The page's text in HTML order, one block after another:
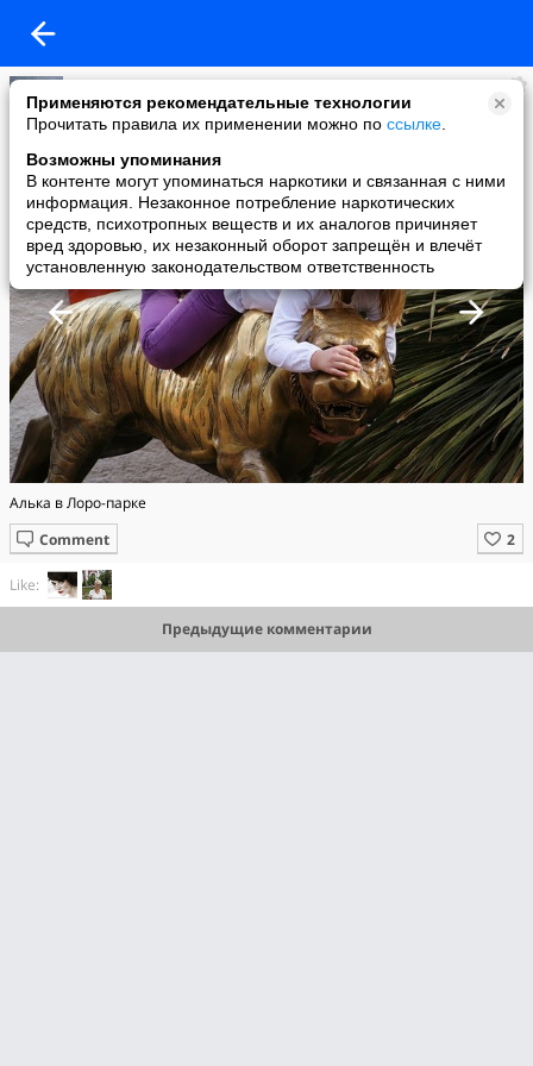
Применяются рекомендательные технологии
Прочитать правила их применении можно по ссылке
Возможны упоминания
В контенте могут упоминаться наркотики и связанная с ними
информация. Незаконное потребление наркотических
средств, психотропных веществ и их аналогов причиняет
вред здоровью, их незаконный оборот запрещён и влечёт
установленную законодательством ответственность
Елена Казанцева
added a photo
26 Feb в 20:50
Алька в Лоро-парке
Comment
Like:
Предыдущие комментарии